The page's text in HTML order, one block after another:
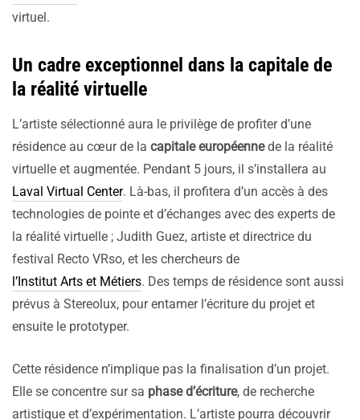
virtuel.
Un cadre exceptionnel dans la capitale de
la réalité virtuelle
L’artiste sélectionné aura le privilège de profiter d’une
résidence au cœur de la capitale européennede la réalité
virtuelle et augmentée. Pendant 5 jours, il s’installera au
Laval Virtual Center. Là-bas, il profitera d’un accès à des
technologies de pointe et d’échanges avec des experts de
la réalité virtuelle ; Judith Guez, artiste et directrice du
festival Recto VRso, et les chercheurs de
l’Institut Arts et Métiers. Des temps de résidence sont aussi
prévus à Stereolux, pour entamer l’écriture du projet et
ensuite le prototyper.
Cette résidence n’implique pas la finalisation d’un projet.
Elle se concentre sur sa phase d’écriture, de recherche
artistique et d’expérimentation. L’artiste pourra découvrir